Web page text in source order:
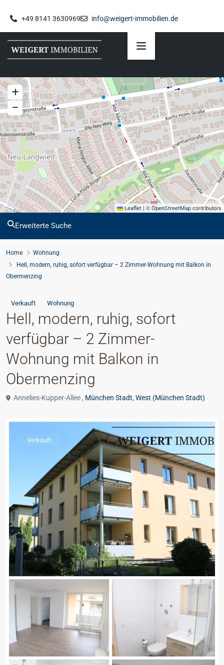
+49 8141 3630969 info@weigert-immobilien.de
Leaflet |© OpenStreetMap contributors
Erweiterte Suche
Home
Wohnung
Hell, modern, ruhig, sofort verfügbar – 2 Zimmer-Wohnung mit Balkon in
Obermenzing
Verkauft Wohnung
Hell, modern, ruhig, sofort
verfügbar – 2 Zimmer-
Wohnung mit Balkon in
Obermenzing
Annelies-Kupper-Allee , München Stadt, West (München Stadt)
Verkauft